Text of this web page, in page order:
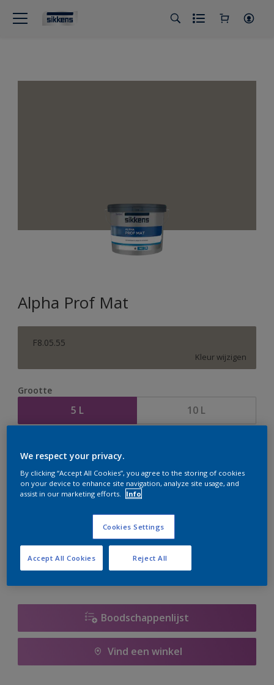
Alpha Prof Mat
F8.05.55
Kleur wijzigen
Grootte
5 L 10 L
Bereken
Op dit moment is het niet mogelijk dit product online
te bestellen. Houd de website in de gaten, we werken
er hard aan om de voorraad aan te vullen.
Boodschappenlijst
Vind een winkel
We respect your privacy.
By clicking “Accept All Cookies”, you agree to the storing of cookies
on your device to enhance site navigation, analyze site usage, and
assist in our marketing efforts.
Info
Cookies Settings
Reject All
Accept All Cookies